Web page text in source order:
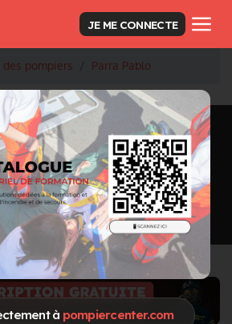
à pompiercenter.com
JE ME CONNECTE
pompiers Parra Pablo
<Retour à la liste des pompiers
Parra Pablo
à 19:14
24/10/2024 à 19:43